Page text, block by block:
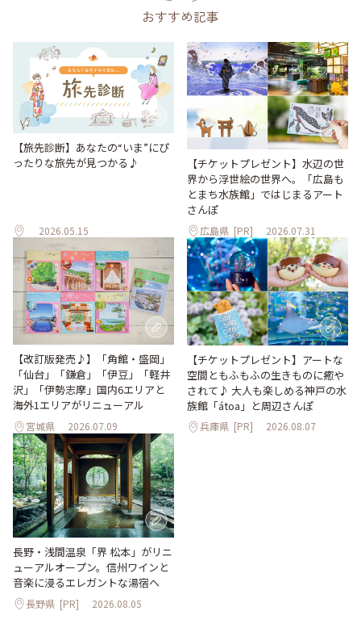
おすすめ記事
【旅先診断】あなたの“いま”にぴ
ったりな旅先が見つかる♪
2026.05.15
【チケットプレゼント】水辺の世
界から浮世絵の世界へ。「広島も
とまち水族館」ではじまるアート
さんぽ
広島県 [PR] 2026.07.31
【改訂版発売♪】「角館・盛岡」
「仙台」「鎌倉」「伊豆」「軽井
沢」「伊勢志摩」国内6エリアと
海外1エリアがリニューアル
宮城県 2026.07.09
【チケットプレゼント】アートな
空間ともふもふの生きものに癒や
されて♪ 大人も楽しめる神戸の水
族館「átoa」と周辺さんぽ
兵庫県 [PR] 2026.08.07
長野・浅間温泉「界 松本」がリニ
ューアルオープン。信州ワインと
音楽に浸るエレガントな湯宿へ
長野県 [PR] 2026.08.05